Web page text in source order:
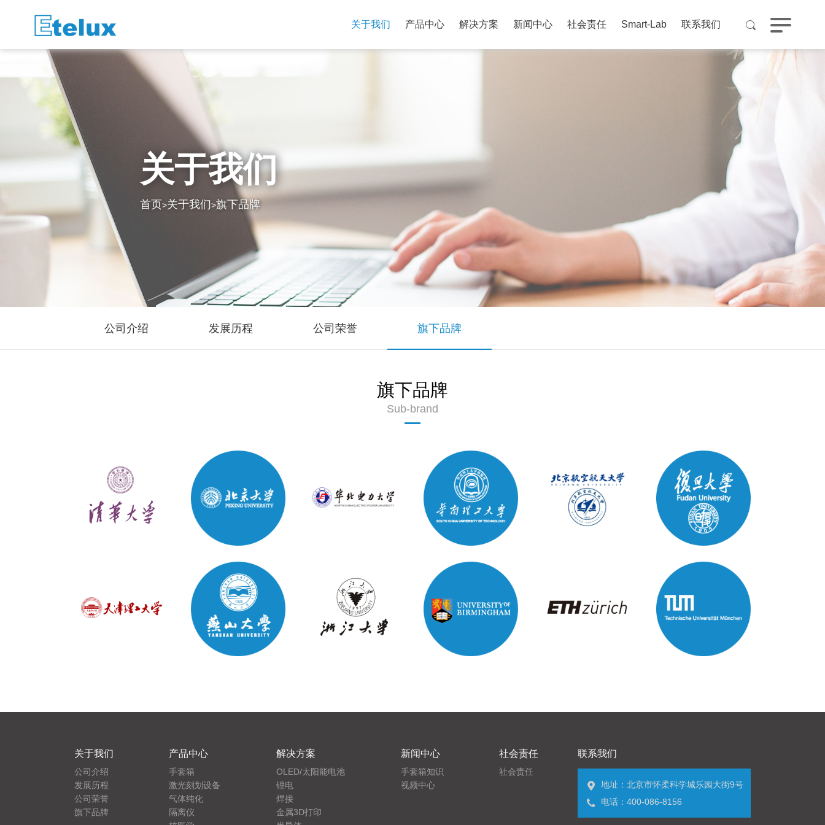
关于我们 产品中心 解决方案 新闻中心 社会责任 Smart-Lab 联系我们
关于我们
首页>关于我们>旗下品牌
公司介绍 发展历程 公司荣誉 旗下品牌
旗下品牌
Sub-brand
关于我们
公司介绍
发展历程
公司荣誉
旗下品牌
产品中心
手套箱
激光刻划设备
气体纯化
隔离仪
解决方案
OLED/太阳能电池
锂电
焊接
金属3D打印
新闻中心
手套箱知识
视频中心
社会责任
社会责任
联系我们
地址：北京市怀柔科学城乐园大街9号
电话：400-086-8156